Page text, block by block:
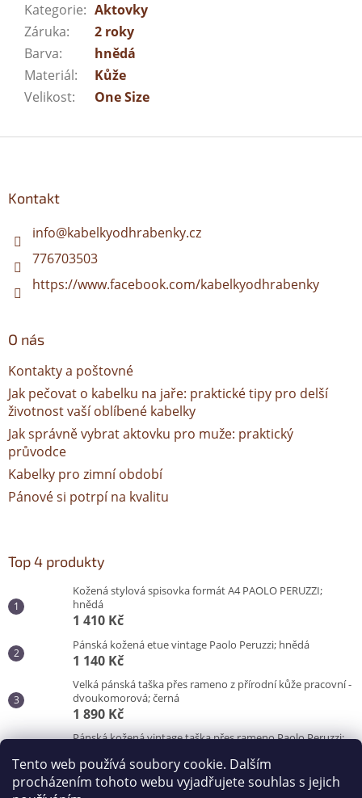
Tento web používá soubory cookie. Dalším
procházením tohoto webu vyjadřujete souhlas s jejich
Kategorie: Aktovky
Záruka:
2 roky
Barva:
hnědá
Materiál:
Kůže
Velikost: One Size
Kontakt
info@kabelkyodhrabenky.cz
776703503
https://www.facebook.com/kabelkyodhrabenky
O nás
Kontakty a poštovné
Jak pečovat o kabelku na jaře: praktické tipy pro delší
životnost vaší oblíbené kabelky
Jak správně vybrat aktovku pro muže: praktický
průvodce
Kabelky pro zimní období
Pánové si potrpí na kvalitu
Top 4 produkty
Kožená stylová spisovka formát A4 PAOLO PERUZZI;
hnědá
1 410 Kč
Pánská kožená etue vintage Paolo Peruzzi; hnědá
1 140 Kč
Velká pánská taška přes rameno z přírodní kůže pracovní -
dvoukomorová; černá
1 890 Kč
Pánská kožená vintage taška přes rameno Paolo Peruzzi;
3 100 Kč